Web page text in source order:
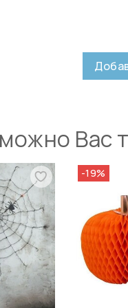
Вас
-19%